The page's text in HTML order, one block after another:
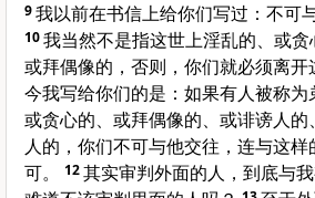
9我以前在书信上给你们写过：不可
10我当然不是指这世上淫乱的、或贪
或拜偶像的，否则，你们就必须离开
今我写给你们的是：如果有人被称为
或贪心的、或拜偶像的、或诽谤人
人的，你们不可与他交往，连与这
可。
12其实审判外面的人，到底与